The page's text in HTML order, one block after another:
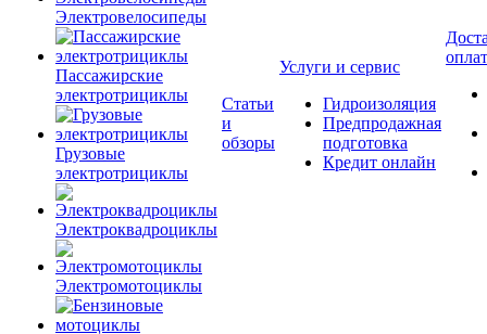
Электровелосипеды
Пассажирские
электротрициклы
Грузовые
электротрициклы
Электроквадроциклы
Электромотоциклы
Статьи
и
обзоры
Услуги и сервис
Гидроизоляция
Предпродажная
подготовка
Кредит онлайн